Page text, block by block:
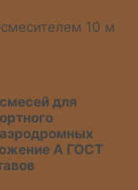
10 м
для
А ГОСТ